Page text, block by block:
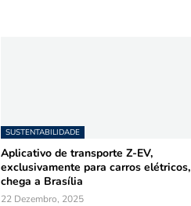
SUSTENTABILIDADE
Aplicativo de transporte Z-EV,
exclusivamente para carros elétricos,
chega a Brasília
22 Dezembro, 2025